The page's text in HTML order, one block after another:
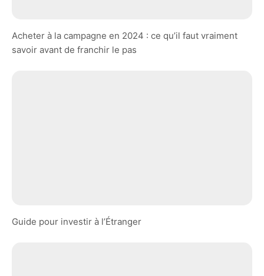
Acheter à la campagne en 2024 : ce qu’il faut vraiment
savoir avant de franchir le pas
Guide pour investir à l’Étranger